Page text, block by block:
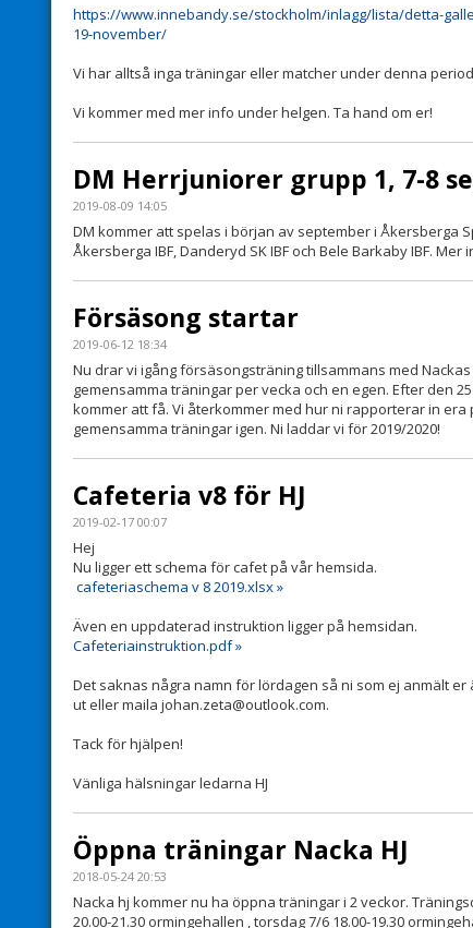
https://www.innebandy.se/stockholm/inlagg/lista/detta-
19-november/
Vi har alltså inga träningar eller matcher under denna
Vi kommer med mer info under helgen. Ta hand om er!
DM Herrjuniorer grupp 1, 7-8
2019-08-09 14:05
DM kommer att spelas i början av september i Åkersberga
Åkersberga IBF, Danderyd SK IBF och Bele Barkaby IBF.
Försäsong startar
2019-06-12 18:34
Nu drar vi igång försäsongsträning tillsammans med
gemensamma träningar per vecka och en egen. Efter den
kommer att få. Vi återkommer med hur ni rapporterar in
gemensamma träningar igen. Ni laddar vi för 2019/2020!
Cafeteria v8 för HJ
2019-02-17 00:07
Hej
Nu ligger ett schema för cafet på vår hemsida.
cafeteriaschema v 8 2019.xlsx »
Även en uppdaterad instruktion ligger på hemsidan.
Cafeteriainstruktion.pdf »
Det saknas några namn för lördagen så ni som ej anmält
ut eller maila johan.zeta@outlook.com.
Tack för hjälpen!
Vänliga hälsningar ledarna HJ
Öppna träningar Nacka HJ
2018-05-24 20:53
Nacka hj kommer nu ha öppna träningar i 2 veckor.
20.00-21.30 ormingehallen , torsdag 7/6 18.00-19.30